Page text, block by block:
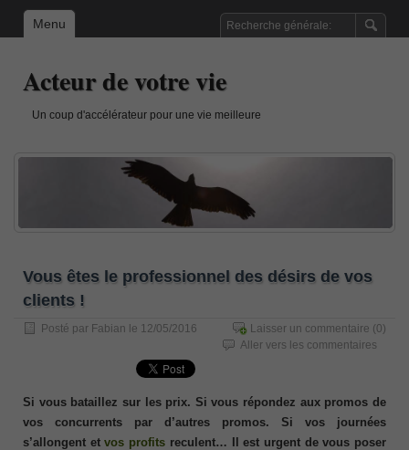
Menu
Acteur de votre vie
Un coup d'accélérateur pour une vie meilleure
Vous êtes le professionnel des désirs de vos
clients !
Posté par Fabian le 12/05/2016 Laisser un commentaire (0)
Aller vers les commentaires
Si vous bataillez sur les prix. Si vous répondez aux promos de
vos concurrents par d’autres promos. Si vos journées
s’allongent etvos profits reculent… Il est urgent de vous poser